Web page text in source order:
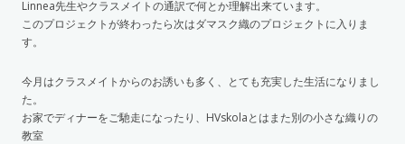
Linnea先生やクラスメイトの通訳で何とか理解出来ています。
このプロジェクトが終わったら次はダマスク織のプロジェクトに入りま
す。
今月はクラスメイトからのお誘いも多く、とても充実した生活になりまし
た。
お家でディナーをご馳走になったり、HVskolaとはまた別の小さな織りの
教室